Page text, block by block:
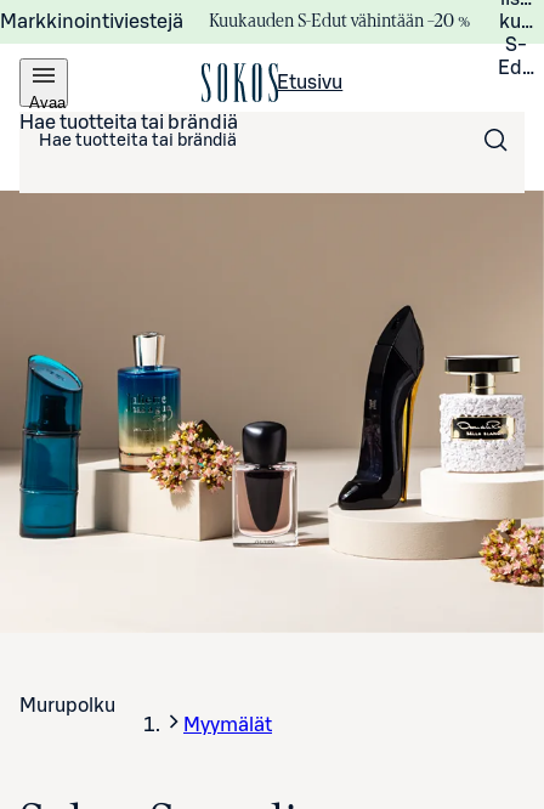
Markkinointiviestejä Kuukauden S-Edut vähintään –20 %
S-
Avaa
valikko
Etusivu
Hae tuotteita tai brändiä
Murupolku
Myymälät